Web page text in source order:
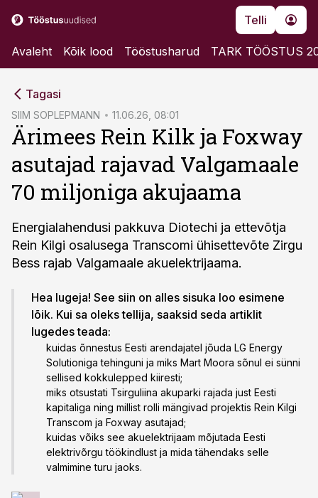
Telli
Avaleht Kõik lood Tööstusharud TARK TÖÖSTUS
Tagasi
SIIM SOPLEPMANN 11.06.26, 08:01
Ärimees Rein Kilk ja Foxway
asutajad rajavad Valgamaale
70 miljoniga akujaama
Energialahendusi pakkuva Diotechi ja ettevõtja
Rein Kilgi osalusega Transcomi ühisettevõte Zirgu
Bess rajab Valgamaale akuelektrijaama.
Hea lugeja! See siin on alles sisuka loo esimene
lõik. Kui sa oleks tellija, saaksid seda artiklit
lugedes teada:
kuidas õnnestus Eesti arendajatel jõuda LG Energy
Solutioniga tehinguni ja miks Mart Moora sõnul ei sünni
sellised kokkulepped kiiresti;
miks otsustati Tsirguliina akuparki rajada just Eesti
kapitaliga ning millist rolli mängivad projektis Rein Kilgi
Transcom ja Foxway asutajad;
kuidas võiks see akuelektrijaam mõjutada Eesti
elektrivõrgu töökindlust ja mida tähendaks selle
valmimine turu jaoks.